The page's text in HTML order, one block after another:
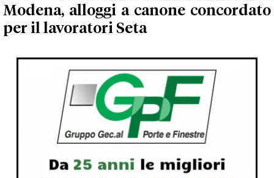
Modena, alloggi a canone concordato
per il lavoratori Seta